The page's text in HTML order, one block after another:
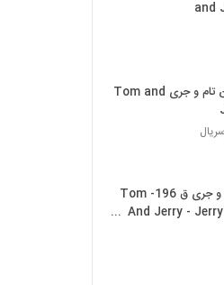
and
تریلر انیمیشن تام و جری Tom and
انیمیشن تام و جری ق 196- Tom
And Jerry -